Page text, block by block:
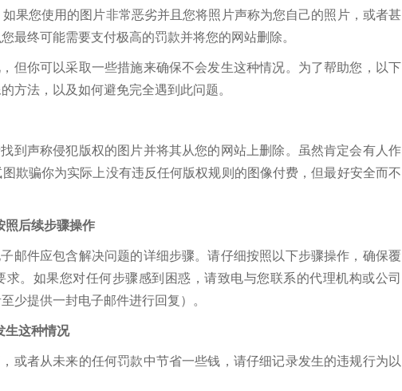
果您使用的图片非常恶劣并且您将照片声称为您自己的照片，或者甚
最终可能需要支付极高的罚款并将您的网站删除。
你可以采取一些措施来确保不会发生这种情况。为了帮助您，以下
方法，以及如何避免完全遇到此问题。
声称侵犯版权的图片并将其从您的网站上删除。虽然肯定会有人作
欺骗你为实际上没有违反任何版权规则的图像付费，但最好安全而不
后续步骤操作
件应包含解决问题的详细步骤。请仔细按照以下步骤操作，确保覆
。如果您对任何步骤感到困惑，请致电与您联系的代理机构或公司
少提供一封电子邮件进行回复）。
这种情况
者从未来的任何罚款中节省一些钱，请仔细记录发生的违规行为以